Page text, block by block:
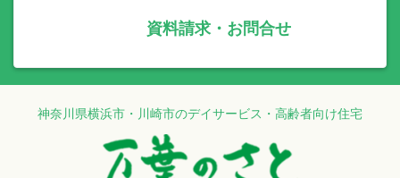
資料請求・お問合せ
神奈川県横浜市・川崎市のデイサービス・高齢者向け住宅